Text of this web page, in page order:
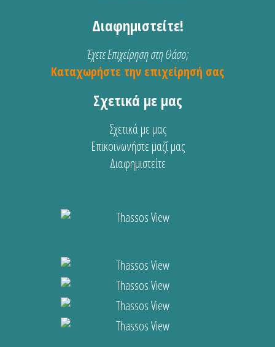
Διαφημιστείτε!
Έχετε Επιχείρηση στη Θάσο;
Καταχωρήστε την επιχείρησή σας
Σχετικά με μας
Σχετικά με μας
Επικοινωνήστε μαζί μας
Διαφημιστείτε